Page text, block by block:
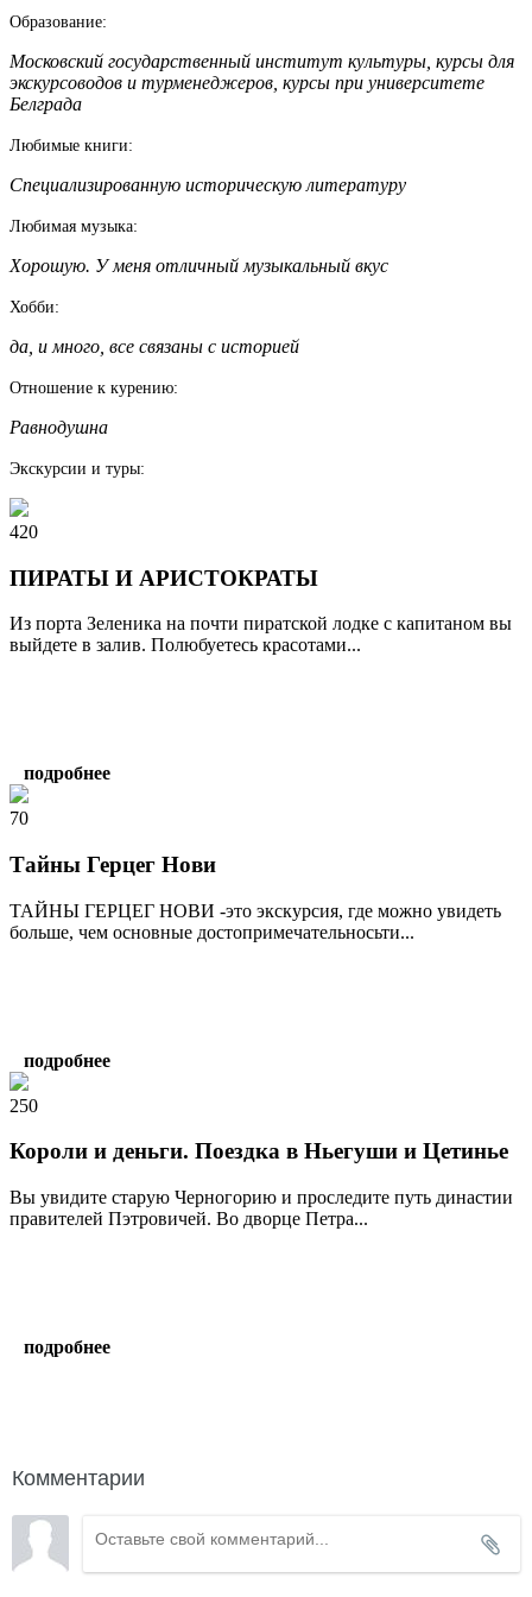
Образование:
Московский государственный институт культуры, курсы для
экскурсоводов и турменеджеров, курсы при университете
Белграда
Любимые книги:
Специализированную историческую литературу
Любимая музыка:
Хорошую. У меня отличный музыкальный вкус
Хобби:
да, и много, все связаны с историей
Отношение к курению:
Равнодушна
Экскурсии и туры:
420
ПИРАТЫ И АРИСТОКРАТЫ
Из порта Зеленика на почти пиратской лодке с капитаном вы
выйдете в залив. Полюбуетесь красотами...
подробнее
70
Тайны Герцег Нови
ТАЙНЫ ГЕРЦЕГ НОВИ -это экскурсия, где можно увидеть
больше, чем основные достопримечательносьти...
подробнее
250
Короли и деньги. Поездка в Ньегуши и Цетинье
Вы увидите старую Черногорию и проследите путь династии
правителей Пэтровичей. Во дворце Петра...
подробнее
Комментарии